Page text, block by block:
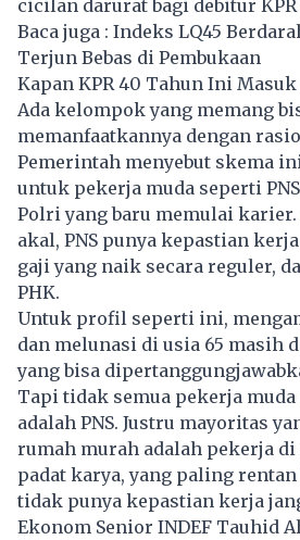
cicilan darurat bagi debitur KPR
Baca juga : Indeks LQ45
Terjun Bebas di Pembukaan
Kapan KPR 40 Tahun Ini Masuk
Ada kelompok yang memang
memanfaatkannya dengan
Pemerintah menyebut skema
untuk pekerja muda seperti
Polri yang baru memulai
akal, PNS punya kepastian
gaji yang naik secara reguler,
PHK.
Untuk profil seperti ini,
dan melunasi di usia 65 masih
yang bisa
Tapi tidak semua pekerja
adalah PNS. Justru mayoritas
rumah murah adalah pekerja
padat karya, yang paling
tidak punya kepastian kerja
Ekonom Senior INDEF Tauhid